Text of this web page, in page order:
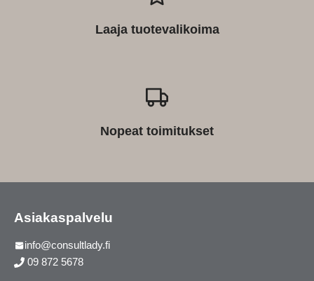
Laaja tuotevalikoima
Nopeat toimitukset
Asiakaspalvelu
info@consultlady.fi
09 872 5678